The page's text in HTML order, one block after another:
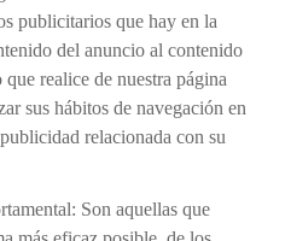
publicitarios que hay en la
del anuncio al contenido
realice de nuestra página
sus hábitos de navegación en
relacionada con su
Son aquellas que